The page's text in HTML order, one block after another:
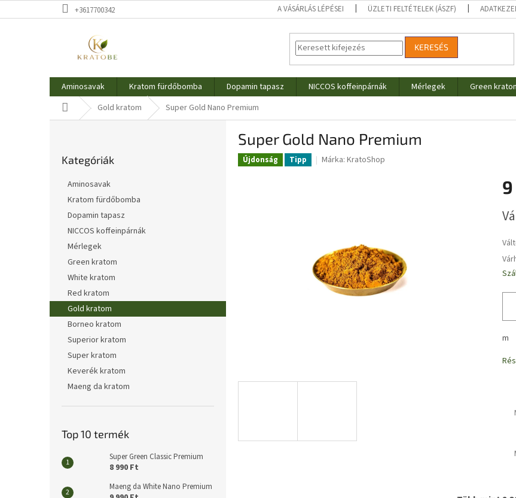
a
+3617700342 A VÁSÁRLÁS LÉPÉSEI ÜZLETI FELTÉTELEK (ÁSZF)
KERESÉS
Aminosavak Kratom fürdőbomba Dopamin tapasz NICCOS koffeinpárnák Mérlegek Green
KezdőlapGold kratom Super Gold Nano Premium
átugrása
Kategóriák
Aminosavak
Kratom fürdőbomba
Dopamin tapasz
NICCOS koffeinpárnák
Mérlegek
Green kratom
White kratom
Red kratom
Gold kratom
Borneo kratom
Superior kratom
Super kratom
Keverék kratom
Maeng da kratom
Top 10 termék
Super Green Classic Premium
8 990 Ft
Maeng da White Nano Premium
Super Gold Nano Premium
Újdonság Tipp Márka: KratoShop
m